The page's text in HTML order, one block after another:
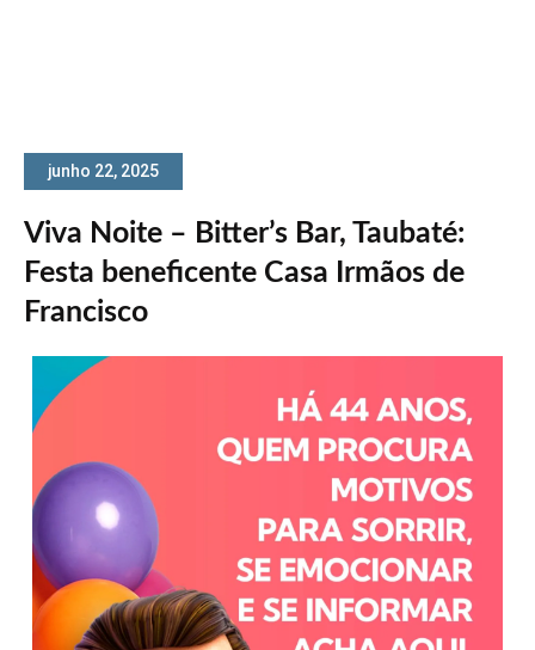
junho 22, 2025
Viva Noite – Bitter’s Bar, Taubaté:
Festa beneficente Casa Irmãos de
Francisco